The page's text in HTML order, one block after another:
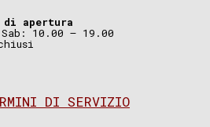
di apertura
10.00 – 19.00
DI SERVIZIO